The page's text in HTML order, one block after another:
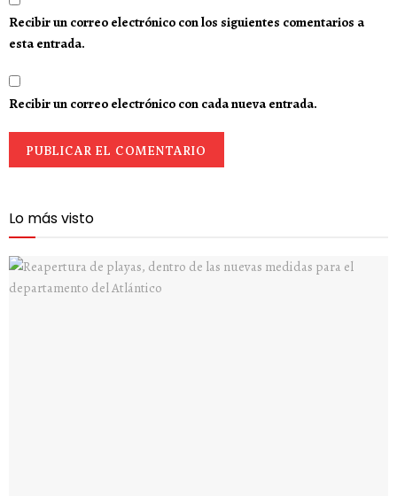
Recibir un correo electrónico con los siguientes comentarios a
esta entrada.
Recibir un correo electrónico con cada nueva entrada.
Lo más visto